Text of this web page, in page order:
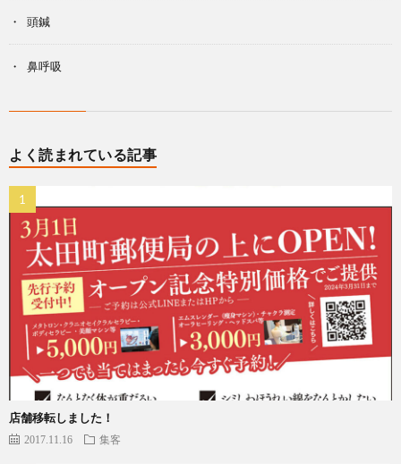
頭鍼
鼻呼吸
よく読まれている記事
店舗移転しました！
2017.11.16 集客